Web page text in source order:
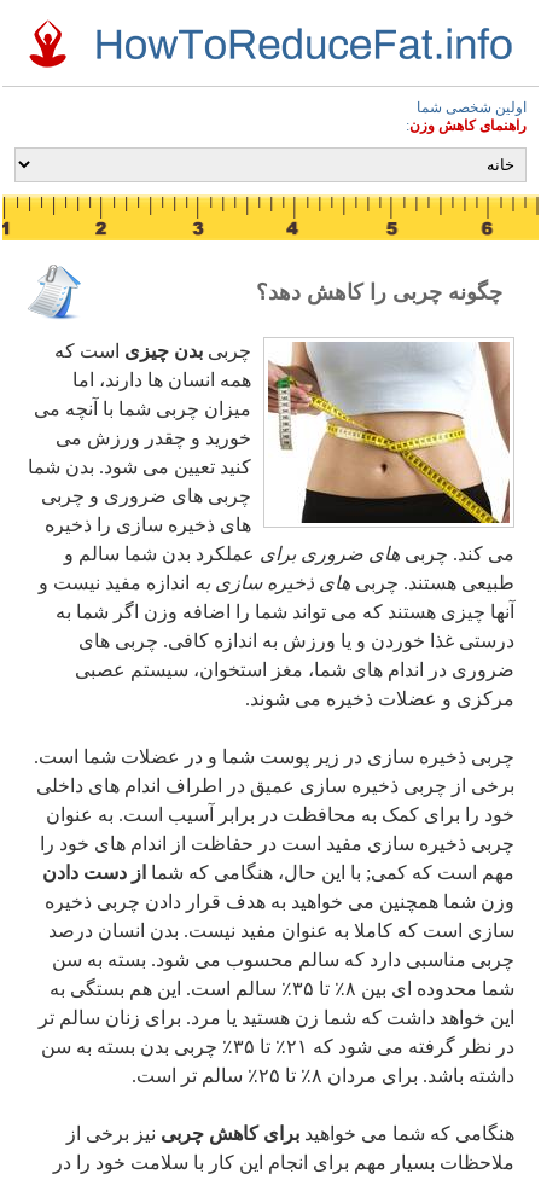
اولین شخصی شما
راهنمای کاهش وزن:
چگونه چربی را کاهش دهد؟
چربیبدن چیزی است که
همه انسان ها دارند، اما
میزان چربی شما با آنچه می
خورید و چقدر ورزش می
کنید تعیین می شود. بدن شما
چربی های ضروری و چربی
های ذخیره سازی را ذخیره
می کند. چربیهای ضروری برای عملکرد بدن شما سالم و
طبیعی هستند. چربیهای ذخیره سازی به اندازه مفید نیست و
آنها چیزی هستند که می تواند شما را اضافه وزن اگر شما به
درستی غذا خوردن و یا ورزش به اندازه کافی. چربی های
ضروری در اندام های شما، مغز استخوان، سیستم عصبی
مرکزی و عضلات ذخیره می شوند.
چربی ذخیره سازی در زیر پوست شما و در عضلات شما است.
برخی از چربی ذخیره سازی عمیق در اطراف اندام های داخلی
خود را برای کمک به محافظت در برابر آسیب است. به عنوان
چربی ذخیره سازی مفید است در حفاظت از اندام های خود را
مهم است که کمی; با این حال، هنگامی که شما از دست دادن
وزن شما همچنین می خواهید به هدف قرار دادن چربی ذخیره
سازی است که کاملا به عنوان مفید نیست. بدن انسان درصد
چربی مناسبی دارد که سالم محسوب می شود. بسته به سن
شما محدوده ای بین ۸٪ تا ۳۵٪ سالم است. این هم بستگی به
این خواهد داشت که شما زن هستید یا مرد. برای زنان سالم تر
در نظر گرفته می شود که ۲۱٪ تا ۳۵٪ چربی بدن بسته به سن
داشته باشد. برای مردان ۸٪ تا ۲۵٪ سالم تر است.
هنگامی که شما می خواهیدبرای کاهش چربی نیز برخی از
ملاحظات بسیار مهم برای انجام این کار با سلامت خود را در